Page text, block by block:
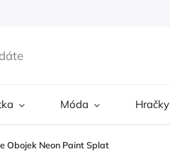
Móda Hračky
Obojek Neon Paint Splat